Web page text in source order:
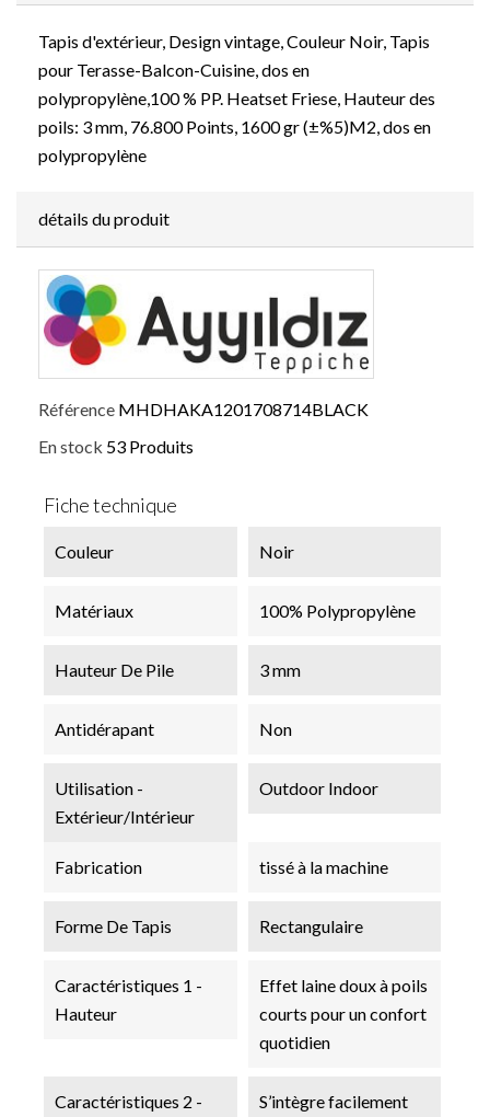
Tapis d'extérieur, Design vintage, Couleur Noir, Tapis
pour Terasse-Balcon-Cuisine, dos en
polypropylène,100 % PP. Heatset Friese, Hauteur des
poils: 3 mm, 76.800 Points, 1600 gr (±%5)M2, dos en
polypropylène
détails du produit
Référence MHDHAKA1201708714BLACK
En stock 53 Produits
Fiche technique
Couleur Noir
Matériaux 100% Polypropylène
Hauteur De Pile 3 mm
Antidérapant Non
Utilisation -
Extérieur/Intérieur
Outdoor Indoor
Fabrication tissé à la machine
Forme De Tapis Rectangulaire
Caractéristiques 1 -
Hauteur
Effet laine doux à poils
courts pour un confort
quotidien
Caractéristiques 2 -
S’intègre facilement